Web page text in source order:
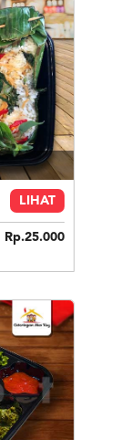
LIHAT
Rp.25.000